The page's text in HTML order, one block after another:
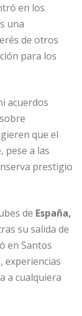
en los
una
de otros
para los
acuerdos
que el
pese a las
prestigio
de España,
su salida de
en Santos
experiencias
a cualquiera